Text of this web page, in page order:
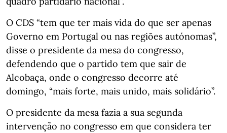
O CDS “tem que ter mais vida do que ser apenas
Governo em Portugal ou nas regiões autónomas”,
disse o presidente da mesa do congresso,
defendendo que o partido tem que sair de
Alcobaça, onde o congresso decorre até
domingo, “mais forte, mais unido, mais solidário”.
O presidente da mesa fazia a sua segunda
intervenção no congresso em que considera ter